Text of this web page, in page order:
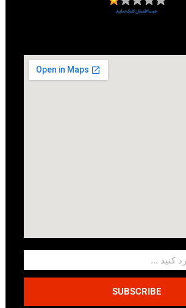
SUBSCRIBE